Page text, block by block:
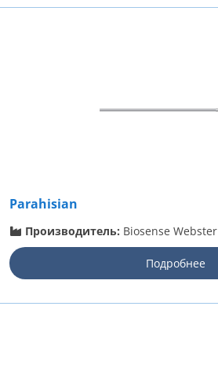
Parahisian
Производитель: Biosense Webster
Подробнее